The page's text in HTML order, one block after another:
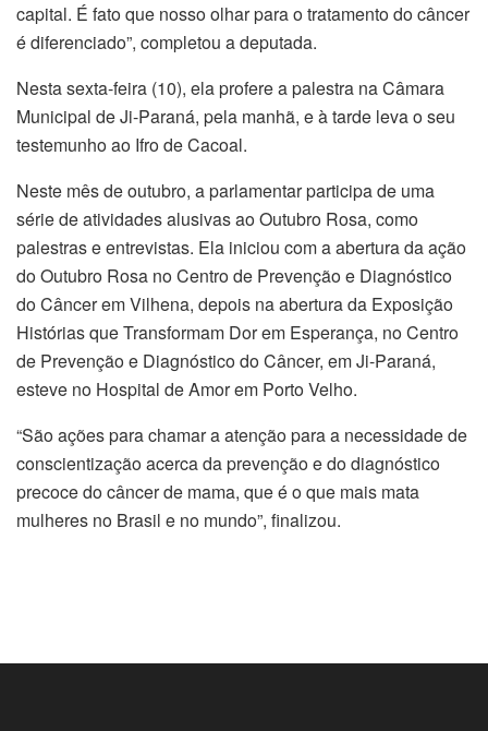
capital. É fato que nosso olhar para o tratamento do câncer
é diferenciado”, completou a deputada.
Nesta sexta-feira (10), ela profere a palestra na Câmara
Municipal de Ji-Paraná, pela manhã, e à tarde leva o seu
testemunho ao Ifro de Cacoal.
Neste mês de outubro, a parlamentar participa de uma
série de atividades alusivas ao Outubro Rosa, como
palestras e entrevistas. Ela iniciou com a abertura da ação
do Outubro Rosa no Centro de Prevenção e Diagnóstico
do Câncer em Vilhena, depois na abertura da Exposição
Histórias que Transformam Dor em Esperança, no Centro
de Prevenção e Diagnóstico do Câncer, em Ji-Paraná,
esteve no Hospital de Amor em Porto Velho.
“São ações para chamar a atenção para a necessidade de
conscientização acerca da prevenção e do diagnóstico
precoce do câncer de mama, que é o que mais mata
mulheres no Brasil e no mundo”, finalizou.